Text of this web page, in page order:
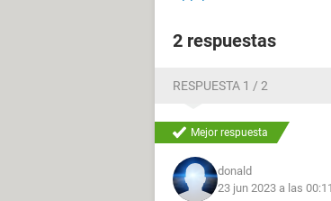
2 respuestas
RESPUESTA 1 / 2
Mejor respuesta
donald
23 jun 2023 a las 00:11